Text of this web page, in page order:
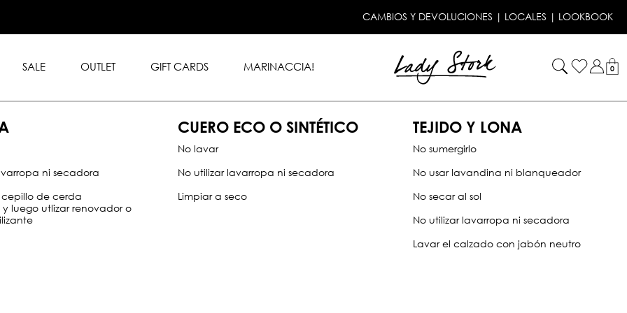
CAMBIOS Y DEVOLUCIONES | LOCALES | LOOKBOOK
SALE OUTLET GIFT CARDS MARINACCIA! 0
ni secadora
cepillo de cerda
luego utlizar renovador o
CUERO ECO O SINTÉTICO
No lavar
No utilizar lavarropa ni secadora
Limpiar a seco
TEJIDO Y LONA
No sumergirlo
No usar lavandina ni blanqueador
No secar al sol
No utilizar lavarropa ni secadora
Lavar el calzado con jabón neutro